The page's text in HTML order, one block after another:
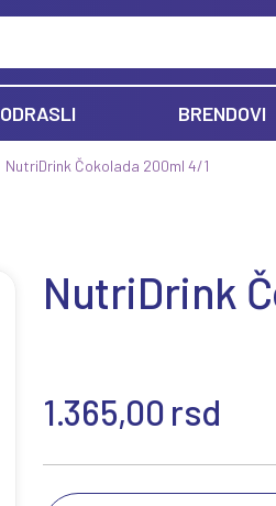
ODRASLI BRENDOVI
NutriDrink Čokolada 200ml 4/1
NutriDrink
1.365,00 rsd